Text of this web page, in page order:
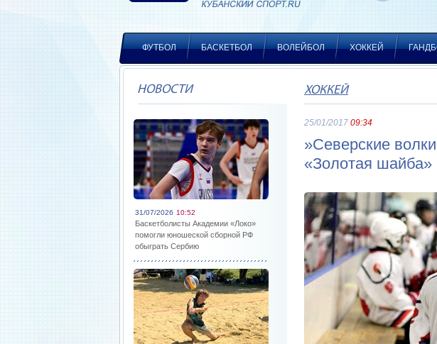
ФУТБОЛ БАСКЕТБОЛ ВОЛЕЙБОЛ ХОККЕЙ
НОВОСТИ
31/07/2026 10:52
Баскетболисты Академии «Локо»
помогли юношеской сборной РФ
обыграть Сербию
ХОККЕЙ
25/01/2017 09:34
»Северские
«Золотая шайба»